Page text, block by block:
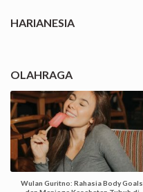
HARIANESIA
OLAHRAGA
Wulan Guritno: Rahasia Body Goals